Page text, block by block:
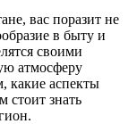
вас поразит не
в быту и
своими
атмосферу
какие аспекты
стоит знать